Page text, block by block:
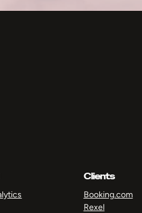
Clients
Booking.com
Rexel